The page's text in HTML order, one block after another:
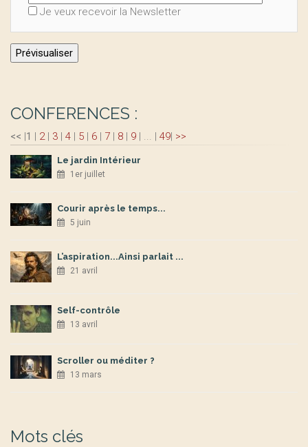
Je veux recevoir la Newsletter
CONFERENCES :
<< |1 | 2| 3 | 4 | 5 | 6 | 7 | 8 | 9 | ... | 49| >>
Le jardin Intérieur
1er juillet
Courir après le temps...
5 juin
L’aspiration...Ainsi parlait ...
21 avril
Self-contrôle
13 avril
Scroller ou méditer ?
13 mars
Mots clés